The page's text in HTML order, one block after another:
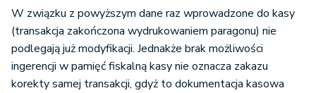
W związku z powyższym dane raz wprowadzone do kasy
(transakcja zakończona wydrukowaniem paragonu) nie
podlegają już modyfikacji. Jednakże brak możliwości
ingerencji w pamięć fiskalną kasy nie oznacza zakazu
korekty samej transakcji, gdyż to dokumentacja kasowa